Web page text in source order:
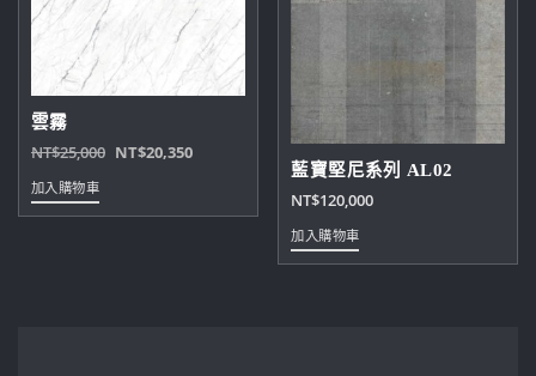
雲霧
NT$25,000 原
NT$20,350
加入購物車
藍寶堅尼系列 AL02
NT$120,000
加入購物車